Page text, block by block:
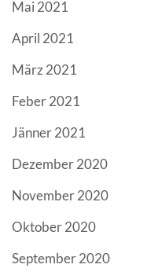
Mai 2021
April 2021
März 2021
Feber 2021
Jänner 2021
Dezember 2020
November 2020
Oktober 2020
September 2020